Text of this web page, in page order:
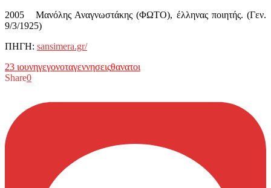
2005 Μανόλης Αναγνωστάκης (ΦΩΤΟ), έλληνας ποιητής. (Γεν.
9/3/1925)
ΠΗΓΗ: sansimera.gr/
23 ιουνηγεγονοταγεννησειςθανατοι
Share0